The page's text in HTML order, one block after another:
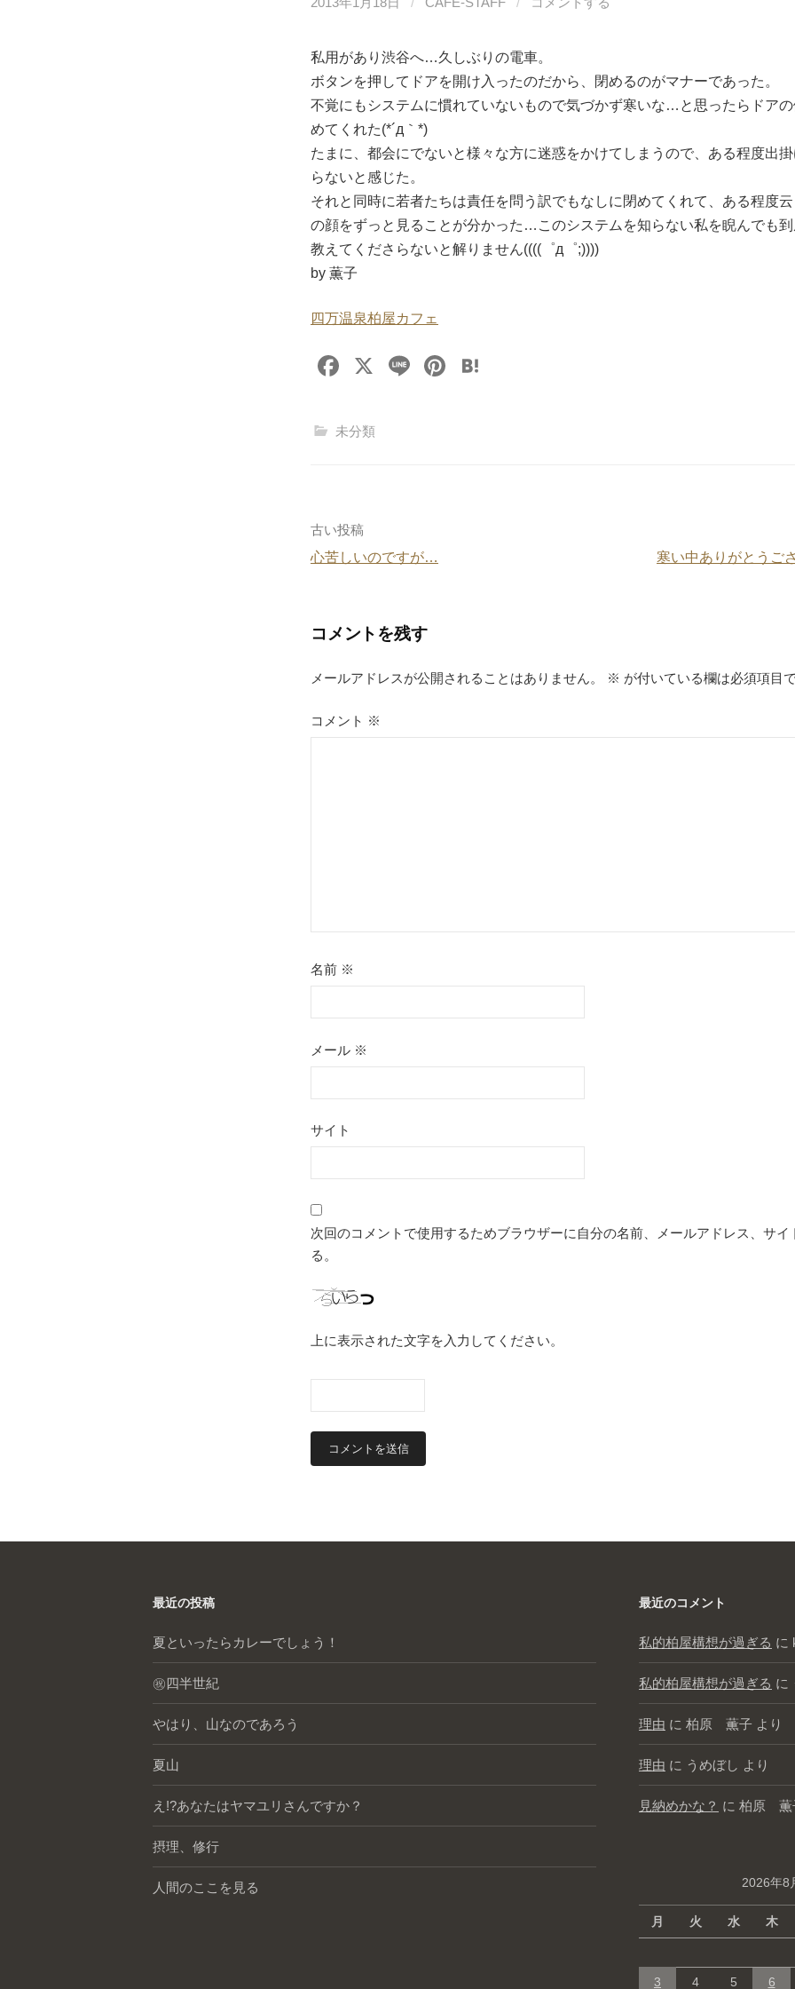
私用があり渋谷へ…久しぶりの電車。
ボタンを押してドアを開け入ったのだから、閉めるのがマナーであった。
不覚にもシステムに慣れていないもので気づかず寒いな…と思ったらドア
めてくれた(*´д｀*)
たまに、都会にでないと様々な方に迷惑をかけてしまうので、ある程度出
らないと感じた。
それと同時に若者たちは責任を問う訳でもなしに閉めてくれて、ある程度
の顔をずっと見ることが分かった…このシステムを知らない私を睨んでも到
教えてくださらないと解りません((((゜д゜;))))
by 薫子
四万温泉柏屋カフェ
F
c
o
k
X
Li
Pi
未分類
投
稿
ビ
ゲ
ー
古い投稿
心苦しいのですが…
寒い中ありがとうご
コメントを残す
メールアドレスが公開されることはありません。 ※ が付いている欄は必須項目
コメント ※
名前 ※
メール ※
サイト
次回のコメントで使用するためブラウザーに自分の名前、メールアドレス、サイ
る。
上に表示された文字を入力してください。
最近の投稿
夏といったらカレーでしょう！
㊗️四半世紀
やはり、山なのであろう
夏山
え!?あなたはヤマユリさんですか？
摂理、修行
人間のここを見る
最近のコメント
私的柏屋構想が過ぎる に
私的柏屋構想が過ぎる に
理由 に 柏原 薫子 より
理由 に うめぼし より
見納めかな？ に 柏原 薫
2026年8
月 火 水 木
3 4 5 6